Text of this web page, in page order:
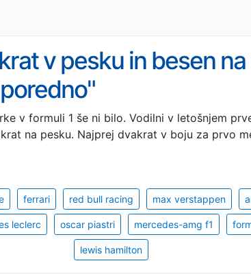
v pesku in besen
v formuli 1 še ni bilo. Vodilni v letošnjem
na pesku. Najprej dvakrat v boju za prvo
ferrari red bull racing max verstappen
leclerc oscar piastri mercedes-amg f1
lewis hamilton